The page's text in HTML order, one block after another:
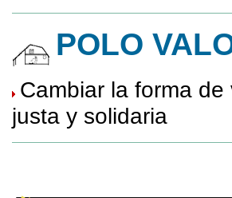
POLO
Cambiar la forma
justa y solidaria